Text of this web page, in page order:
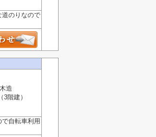
のりなので
木造
3階建）
自転車利用